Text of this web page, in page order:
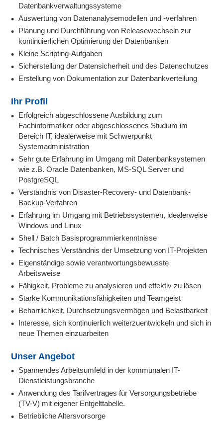
Datenbankverwaltungssysteme
Auswertung von Datenanalysemodellen und -verfahren
Planung und Durchführung von Releasewechseln zur
kontinuierlichen Optimierung der Datenbanken
Kleine Scripting-Aufgaben
Sicherstellung der Datensicherheit und des Datenschutzes
Erstellung von Dokumentation zur Datenbankverteilung
Ihr Profil
Erfolgreich abgeschlossene Ausbildung zum
Fachinformatiker oder abgeschlossenes Studium im
Bereich IT, idealerweise mit Schwerpunkt
Systemadministration
Sehr gute Erfahrung im Umgang mit Datenbanksystemen
wie z.B. Oracle Datenbanken, MS-SQL Server und
PostgreSQL
Verständnis von Disaster-Recovery- und Datenbank-
Backup-Verfahren
Erfahrung im Umgang mit Betriebssystemen, idealerweise
Windows und Linux
Shell / Batch Basisprogrammierkenntnisse
Technisches Verständnis der Umsetzung von IT-Projekten
Eigenständige sowie verantwortungsbewusste
Arbeitsweise
Fähigkeit, Probleme zu analysieren und effektiv zu lösen
Starke Kommunikationsfähigkeiten und Teamgeist
Beharrlichkeit, Durchsetzungsvermögen und Belastbarkeit
Interesse, sich kontinuierlich weiterzuentwickeln und sich in
neue Themen einzuarbeiten
Unser Angebot
Spannendes Arbeitsumfeld in der kommunalen IT-
Dienstleistungsbranche
Anwendung des Tarifvertrages für Versorgungsbetriebe
(TV-V) mit eigener Entgelttabelle.
Betriebliche Altersvorsorge